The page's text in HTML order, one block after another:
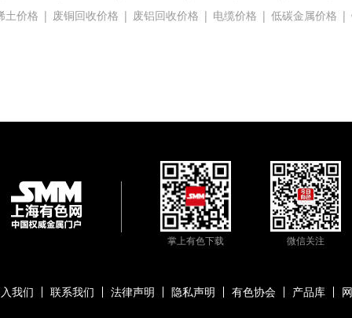
土价格 | 废铜回收价格 | 废铝回收价格 | 电缆价格 | 低碳金属价格 |
掌上有色下载 微信关注
我们 联系我们 法律声明 隐私声明 有色协会 产品库